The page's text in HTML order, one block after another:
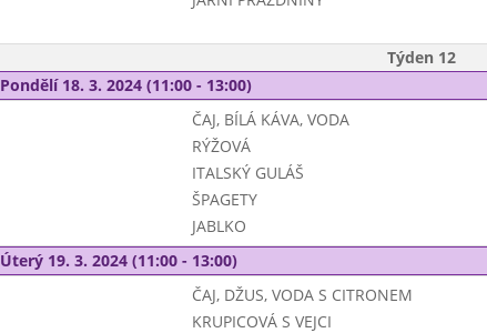
Týden 12
Pondělí 18. 3. 2024 (11:00 - 13:00)
ČAJ, BÍLÁ KÁVA, VODA
RÝŽOVÁ
ITALSKÝ GULÁŠ
ŠPAGETY
JABLKO
Úterý 19. 3. 2024 (11:00 - 13:00)
ČAJ, DŽUS, VODA S CITRONEM
KRUPICOVÁ S VEJCI